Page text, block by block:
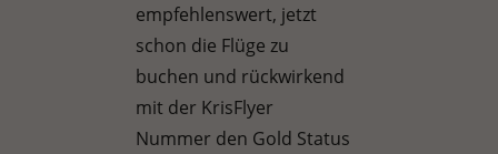
empfehlenswert, jetzt
schon die Flüge zu
buchen und rückwirkend
mit der KrisFlyer
Nummer den Gold Status